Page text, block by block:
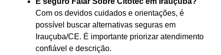
Com os devidos cuidados e orientações, é
possível buscar alternativas seguras em
Irauçuba/CE. É importante priorizar atendimento
confiável e descrição.